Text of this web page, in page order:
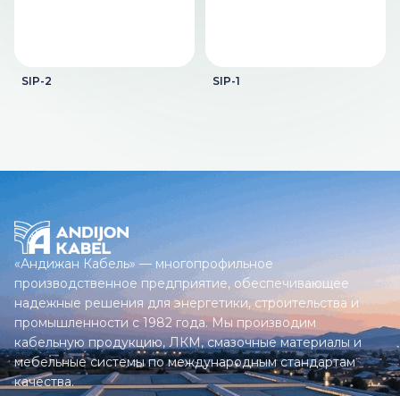
SIP-2 SIP-1
«Андижан Кабель» — многопрофильное
производственное предприятие, обеспечивающее
надежные решения для энергетики, строительства и
промышленности с 1982 года. Мы производим
кабельную продукцию, ЛКМ, смазочные материалы и
мебельные системы по международным стандартам
качества.